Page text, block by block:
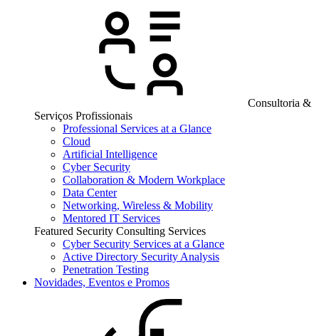
Consultoria &
Serviços Profissionais
Professional Services at a Glance
Cloud
Artificial Intelligence
Cyber Security
Collaboration & Modern Workplace
Data Center
Networking, Wireless & Mobility
Mentored IT Services
Featured Security Consulting Services
Cyber Security Services at a Glance
Active Directory Security Analysis
Penetration Testing
Novidades, Eventos e Promos